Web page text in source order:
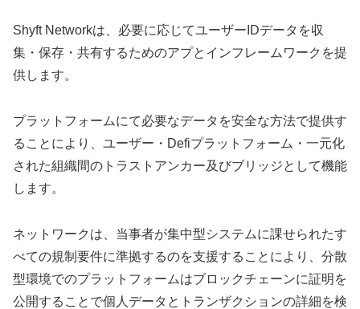
Shyft Networkは、必要に応じてユーザーIDデータを収
集・保存・共有するためのアプとインフレームワークを提
供します。
プラットフォームにて必要なデータを安全な方法で提供す
ることにより、ユーザー・Defiプラットフォーム・一元化
された組織間のトラストアンカー及びブリッジとして機能
します。
ネットワークは、当事者が集中型システムに課せられたす
べての規制要件に準拠するのを支援することにより、分散
型環境でのプラットフォームはブロックチェーンに証明を
公開することで個人データとトランザクションの詳細を検